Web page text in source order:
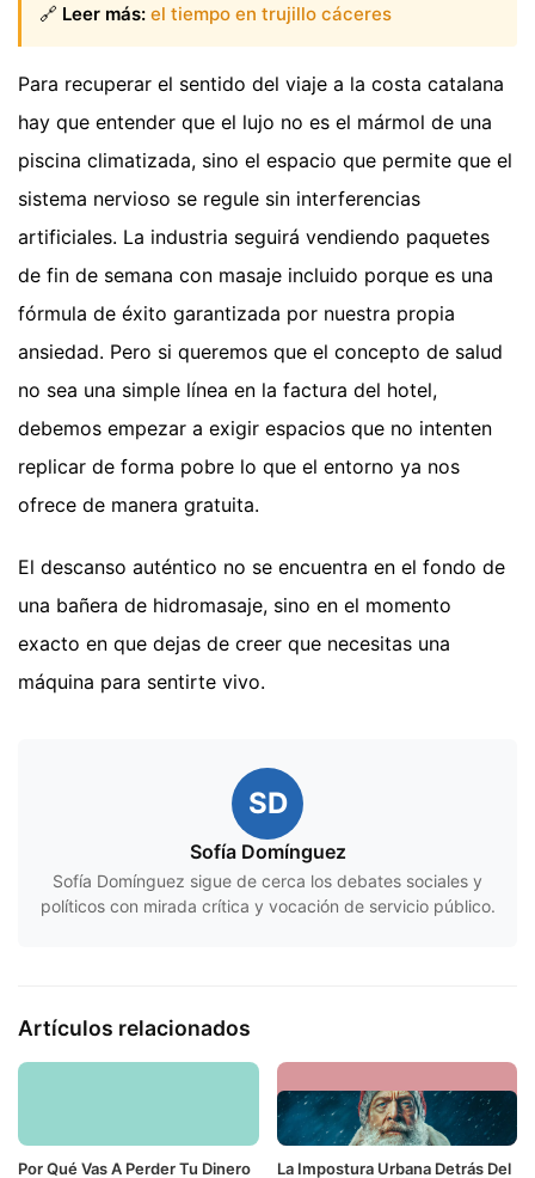
🔗 Leer más: el tiempo en trujillo cáceres
Para recuperar el sentido del viaje a la costa catalana
hay que entender que el lujo no es el mármol de una
piscina climatizada, sino el espacio que permite que el
sistema nervioso se regule sin interferencias
artificiales. La industria seguirá vendiendo paquetes
de fin de semana con masaje incluido porque es una
fórmula de éxito garantizada por nuestra propia
ansiedad. Pero si queremos que el concepto de salud
no sea una simple línea en la factura del hotel,
debemos empezar a exigir espacios que no intenten
replicar de forma pobre lo que el entorno ya nos
ofrece de manera gratuita.
El descanso auténtico no se encuentra en el fondo de
una bañera de hidromasaje, sino en el momento
exacto en que dejas de creer que necesitas una
máquina para sentirte vivo.
SD
Sofía Domínguez
Sofía Domínguez sigue de cerca los debates sociales y
políticos con mirada crítica y vocación de servicio público.
Artículos relacionados
Por Qué Vas A Perder Tu Dinero La Impostura Urbana Detrás Del